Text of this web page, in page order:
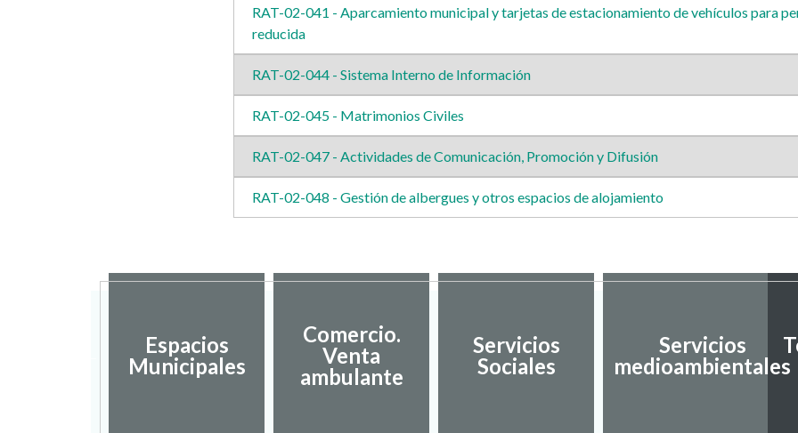
RAT-02-041 - Aparcamiento municipal y tarjetas de estacionamiento de vehículos para
reducida
RAT-02-044 - Sistema Interno de Información
RAT-02-045 - Matrimonios Civiles
RAT-02-047 - Actividades de Comunicación, Promoción y Difusión
RAT-02-048 - Gestión de albergues y otros espacios de alojamiento
Espacios
Municipales
Comercio.
Venta
ambulante
Servicios
Sociales
Servicios
medioambientales